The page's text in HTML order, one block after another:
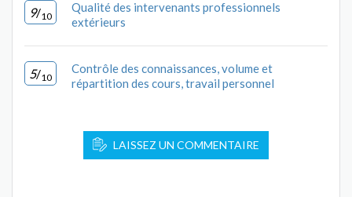
9/10
Qualité des intervenants professionnels
extérieurs
5/10
Contrôle des connaissances, volume et
répartition des cours, travail personnel
LAISSEZ UN COMMENTAIRE